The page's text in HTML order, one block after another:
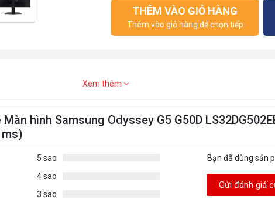
THÊM VÀO GIỎ HÀNG
Thêm vào giỏ hàng để chọn tiếp
Xem thêm
hình Samsung Odyssey G5 G50D
5 sao
4 sao
3 sao
Bạn đã dùng sản
Gửi đánh giá